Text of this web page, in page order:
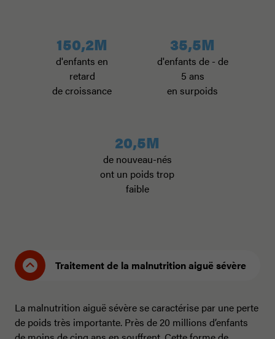
150,2M
d'enfants en
retard
de croissance
35,5M
d'enfants de - de
5 ans
en surpoids
20,5M
de nouveau-nés
ont un poids trop
faible
Traitement de la malnutrition aiguë sévère
La malnutrition aiguë sévère se caractérise par une perte
de poids très importante. Près de 20 millions d’enfants